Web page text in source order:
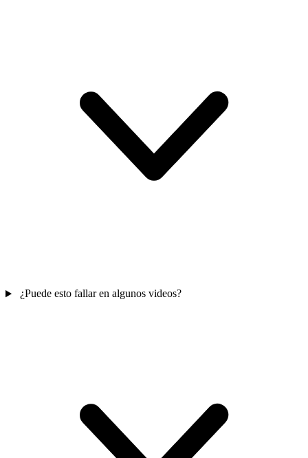
¿Puede esto fallar en algunos videos?